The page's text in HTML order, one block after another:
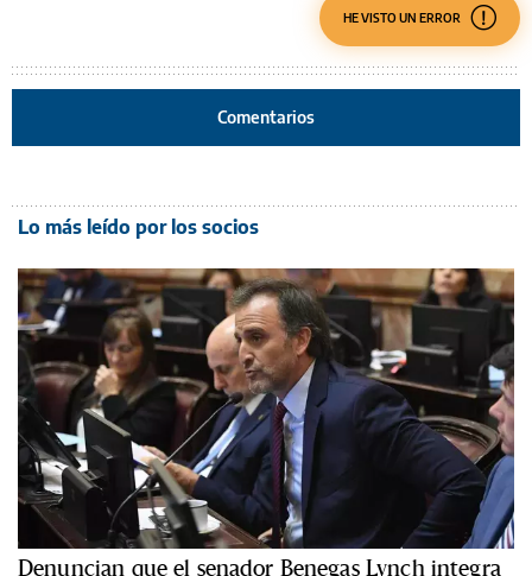
HE VISTO UN ERROR
Comentarios
Lo más leído por los socios
Denuncian que el senador Benegas Lynch integra